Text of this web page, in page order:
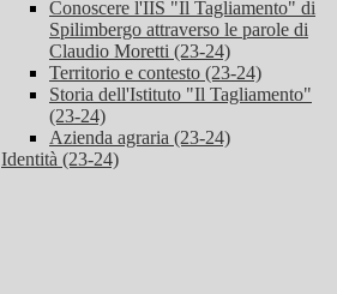
Conoscere l'IIS "Il Tagliamento" di
Spilimbergo attraverso le parole di
Claudio Moretti (23-24)
Territorio e contesto (23-24)
Storia dell'Istituto "Il Tagliamento"
(23-24)
Azienda agraria (23-24)
Identità (23-24)